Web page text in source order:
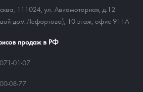
111024, ул. Авиамоторная, д.12
дом Лефортово), 10 этаж, офис 911А
продаж в РФ
01-07
08-77